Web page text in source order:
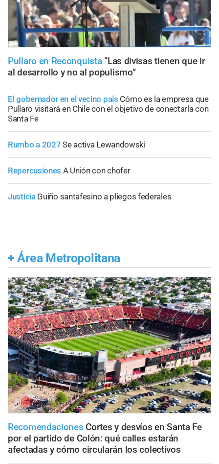
Pullaro en Reconquista “Las divisas tienen que ir
al desarrollo y no al populismo”
El gobernador en el vecino país Cómo es la empresa que
Pullaro visitará en Chile con el objetivo de conectarla con
Santa Fe
Rumbo a 2027 Se activa Lewandowski
Repercusiones A Unión con chofer
Justicia Guiño santafesino a pliegos federales
+ Área Metropolitana
Recomendaciones Cortes y desvíos en Santa Fe
por el partido de Colón: qué calles estarán
afectadas y cómo circularán los colectivos